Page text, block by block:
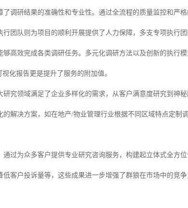
调研结果的准确性和专业性。通过全流程的质量监控和严
行团队则为项目的顺利开展提供了人力保障，多支专项执行
高效完成各类调研任务。多元化调研方法以及创新的执行
化报告更是提升了服务的附加值。
研究领域满足了企业多样化的需求，从客户满意度研究到神
的解决方案，如在地产/物业管理行业根据不同区域特点定制
过为众多客户提供专业研究咨询服务，构建起立体式全方
客户投诉量等，这些成果进一步增强了群狼在市场中的竞争